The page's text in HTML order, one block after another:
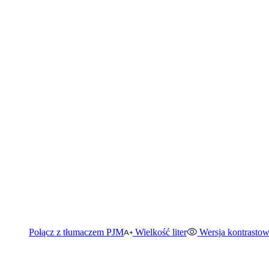
Połącz z tłumaczem PJM Wielkość liter Wersja